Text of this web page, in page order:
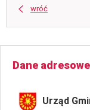
wróć
Dane adresowe
Urząd